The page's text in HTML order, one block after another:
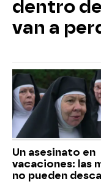
dentro
van a
Un asesinato en
vacaciones: las
no pueden